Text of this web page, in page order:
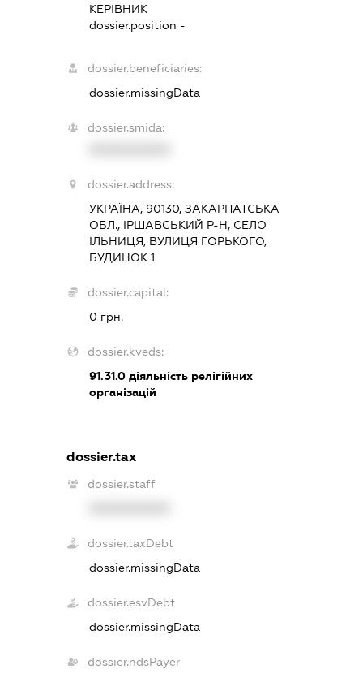
КЕРІВНИК
dossier.position -
dossier.beneficiaries:
dossier.missingData
dossier.smida:
dossier.address:
УКРАЇНА, 90130, ЗАКАРПАТСЬКА
ОБЛ., ІРШАВСЬКИЙ Р-Н, СЕЛО
ІЛЬНИЦЯ, ВУЛИЦЯ ГОРЬКОГО,
БУДИНОК 1
dossier.capital:
0 грн.
dossier.kveds:
91.31.0діяльність релігійних
організацій
dossier.tax
dossier.staff
dossier.taxDebt
dossier.missingData
dossier.esvDebt
dossier.missingData
dossier.ndsPayer